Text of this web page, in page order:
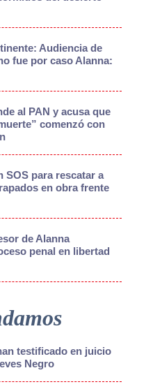
Audiencia de
fue por caso Alanna:
al PAN y acusa que
comenzó con
SOS para rescatar a
en obra frente
de Alanna
penal en libertad
testificado en juicio
Negro